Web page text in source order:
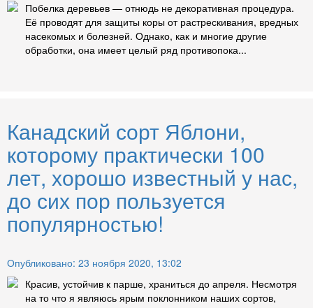
Побелка деревьев — отнюдь не декоративная процедура.
Её проводят для защиты коры от растрескивания, вредных
насекомых и болезней. Однако, как и многие другие
обработки, она имеет целый ряд противопока...
Канадский сорт Яблони,
которому практически 100
лет, хорошо известный у нас,
до сих пор пользуется
популярностью!
Опубликовано: 23 ноября 2020, 13:02
Красив, устойчив к парше, храниться до апреля. Несмотря
на то что я являюсь ярым поклонником наших сортов,